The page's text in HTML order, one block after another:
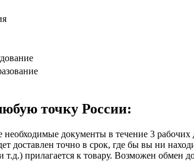
точку России:
документы в течение 3 рабочих
доставлен точно в срок, где бы вы ни
т.д.) прилагается к товару. Возможен обмен